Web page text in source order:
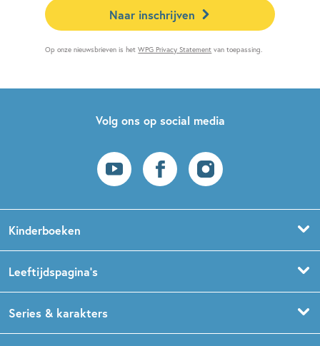
Naar inschrijven
Op onze nieuwsbrieven is hetWPG Privacy Statement van toepassing.
Volg ons op social media
Kinderboeken
Prentenboeken
Leeftijdspagina’s
Boekentips 1,5 - 3 jaar
Series & karakters